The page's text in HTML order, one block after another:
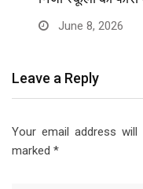
June 8, 2026
Leave a Reply
Your email address will
marked *